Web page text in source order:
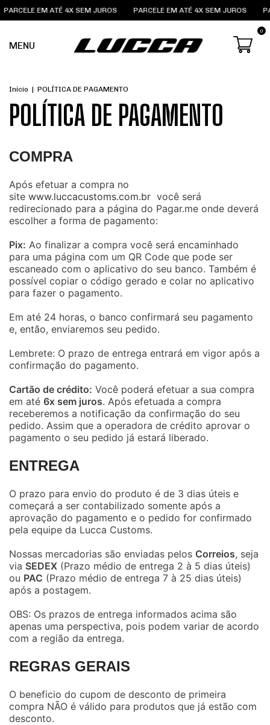
EM ATÉ 4X SEM JUROS PARCELE EM ATÉ 4X SEM JUROS
MENU
0
Início | POLÍTICA DE PAGAMENTO
POLÍTICA DE PAGAMENTO
COMPRA
Após efetuar a compra no
site www.luccacustoms.com.br você será
redirecionado para a página do Pagar.me onde deverá
escolher a forma de pagamento:
Pix: Ao finalizar a compra você será encaminhado
para uma página com um QR Code que pode ser
escaneado com o aplicativo do seu banco. Também é
possível copiar o código gerado e colar no aplicativo
para fazer o pagamento.
Em até 24 horas, o banco confirmará seu pagamento
e, então, enviaremos seu pedido.
Lembrete: O prazo de entrega entrará em vigor após a
confirmação do pagamento.
Cartão de crédito: Você poderá efetuar a sua compra
em até 6x sem juros. Após efetuada a compra
receberemos a notificação da confirmação do seu
pedido. Assim que a operadora de crédito aprovar o
pagamento o seu pedido já estará liberado.
ENTREGA
O prazo para envio do produto é de 3 dias úteis e
começará a ser contabilizado somente após a
aprovação do pagamento e o pedido for confirmado
pela equipe da Lucca Customs.
Nossas mercadorias são enviadas pelos Correios, seja
via SEDEX (Prazo médio de entrega 2 à 5 dias úteis)
ou PAC (Prazo médio de entrega 7 à 25 dias úteis)
após a postagem.
OBS: Os prazos de entrega informados acima são
apenas uma perspectiva, pois podem variar de acordo
com a região da entrega.
REGRAS GERAIS
O beneficio do cupom de desconto de primeira
compra NÃO é válido para produtos que já estão com
desconto.